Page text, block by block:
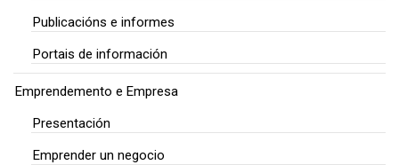
Publicacións e informes
Portais de información
Emprendemento e Empresa
Presentación
Emprender un negocio